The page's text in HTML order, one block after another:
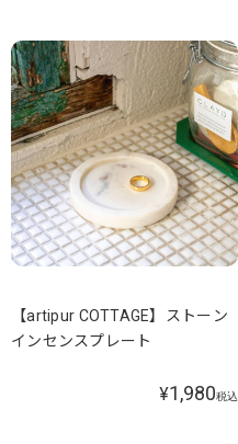
【artipur COTTAGE】ストーン
インセンスプレート
¥1,980税込